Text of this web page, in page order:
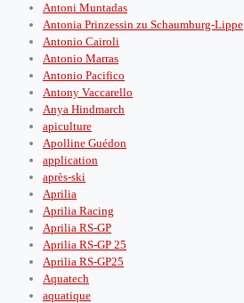
Antoni Muntadas
Antonia Prinzessin zu Schaumburg-Lippe
Antonio Cairoli
Antonio Marras
Antonio Pacifico
Antony Vaccarello
Anya Hindmarch
apiculture
Apolline Guédon
application
après‑ski
Aprilia
Aprilia Racing
Aprilia RS-GP
Aprilia RS-GP 25
Aprilia RS-GP25
Aquatech
aquatique